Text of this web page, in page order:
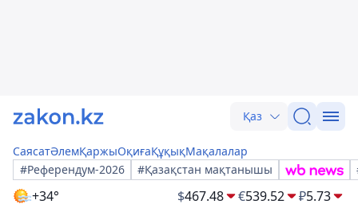
Қаз
СаясатӘлемҚаржыОқиғаҚұқықМақалалар
#Референдум-2026
#Қазақстан мақтанышы
+34° $467.48 €539.52 ₽5.73